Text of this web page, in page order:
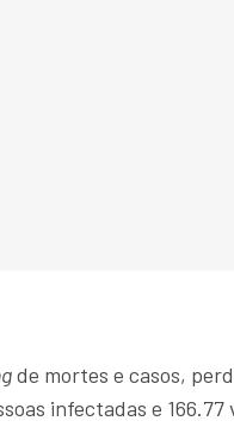
de mortes e casos,
infectadas e